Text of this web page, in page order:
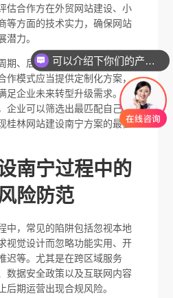
估合作方在外贸网站建设、小
等方面的技术实力，确保网站
潜力。
期、后期维护以及服务响应速
作模式应当提供定制化方案，
足企业未来转型升级需求。通
企业可以筛选出最匹配自己战
桂林网站建设南宁方案的最佳
南宁过程中的
险防范
中，常见的陷阱包括忽视本地
视觉设计而忽略功能实用、开
迟等。尤其是在跨区域服务
数据安全政策以及互联网内容
后期运营出现合规风险。
你们是怎么收费的呢